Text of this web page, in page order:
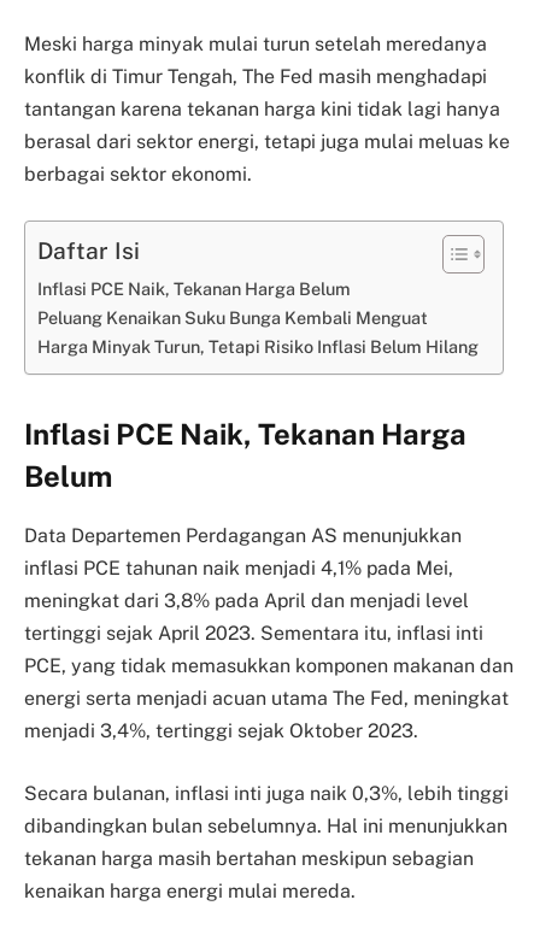
Meski harga minyak mulai turun setelah meredanya
konflik di Timur Tengah, The Fed masih menghadapi
tantangan karena tekanan harga kini tidak lagi hanya
berasal dari sektor energi, tetapi juga mulai meluas ke
berbagai sektor ekonomi.
Daftar Isi
Inflasi PCE Naik, Tekanan Harga Belum
Peluang Kenaikan Suku Bunga Kembali Menguat
Harga Minyak Turun, Tetapi Risiko Inflasi Belum Hilang
Inflasi PCE Naik, Tekanan Harga
Belum
Data Departemen Perdagangan AS menunjukkan
inflasi PCE tahunan naik menjadi 4,1% pada Mei,
meningkat dari 3,8% pada April dan menjadi level
tertinggi sejak April 2023. Sementara itu, inflasi inti
PCE, yang tidak memasukkan komponen makanan dan
energi serta menjadi acuan utama The Fed, meningkat
menjadi 3,4%, tertinggi sejak Oktober 2023.
Secara bulanan, inflasi inti juga naik 0,3%, lebih tinggi
dibandingkan bulan sebelumnya. Hal ini menunjukkan
tekanan harga masih bertahan meskipun sebagian
kenaikan harga energi mulai mereda.